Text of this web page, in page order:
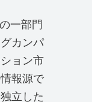
一部門
カンパ
ョン市
報源で
立した